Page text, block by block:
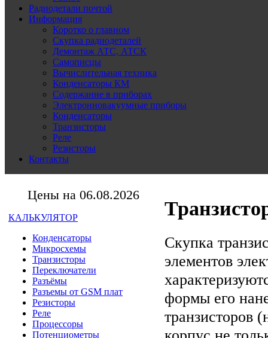
Радиодетали почтой
Информация
Коротко о главном
Скупка радиодеталей
Демонтаж АТС, АТСК
Самописцы
Вычислительная техника
Конденсаторы КМ
Содержание в приборах
Электронновакуумные приборы
Конденсаторы
Транзисторы
Реле
Резисторы
Контакты
Цены на 06.08.2026
КАЛЬКУЛЯТОР
Конденсаторы
Микросхемы
Транзисторы
Переключатели
Разъёмы
Разъемы от GSM плат
Резисторы
Реле
Процессоры
Потенциометры
Скупка
элементов
формы его
транзисторов